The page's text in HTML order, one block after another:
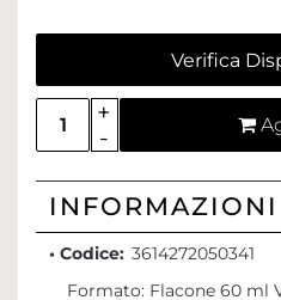
Verifica
Quantità
INFORMAZIONI
• Codice: 3614272050341
Formato: Flacone 60 ml